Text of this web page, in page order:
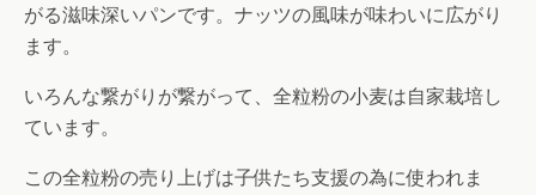
がる滋味深いパンです。ナッツの風味が味わいに広がり
ます。
いろんな繋がりが繋がって、全粒粉の小麦は自家栽培し
ています。
この全粒粉の売り上げは子供たち支援の為に使われま